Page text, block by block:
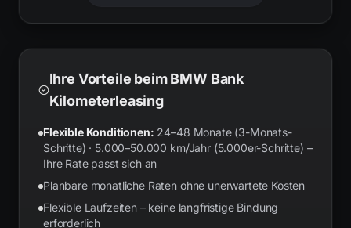
Ihre Vorteile beim BMW Bank
Kilometerleasing
Flexible Konditionen: 24–48 Monate (3-Monats-
Schritte) · 5.000–50.000 km/Jahr (5.000er-Schritte) –
Ihre Rate passt sich an
Planbare monatliche Raten ohne unerwartete Kosten
Flexible Laufzeiten – keine langfristige Bindung
erforderlich